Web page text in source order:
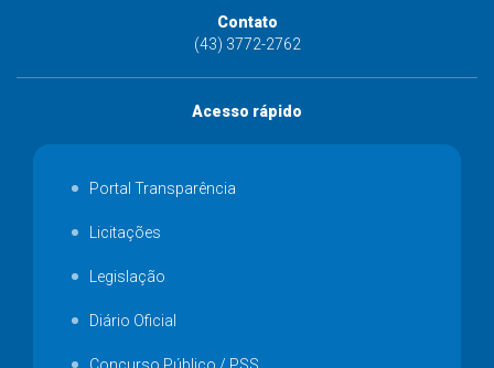
Contato
(43) 3772-2762
Acesso rápido
Portal Transparência
Licitações
Legislação
Diário Oficial
Concurso Público / PSS